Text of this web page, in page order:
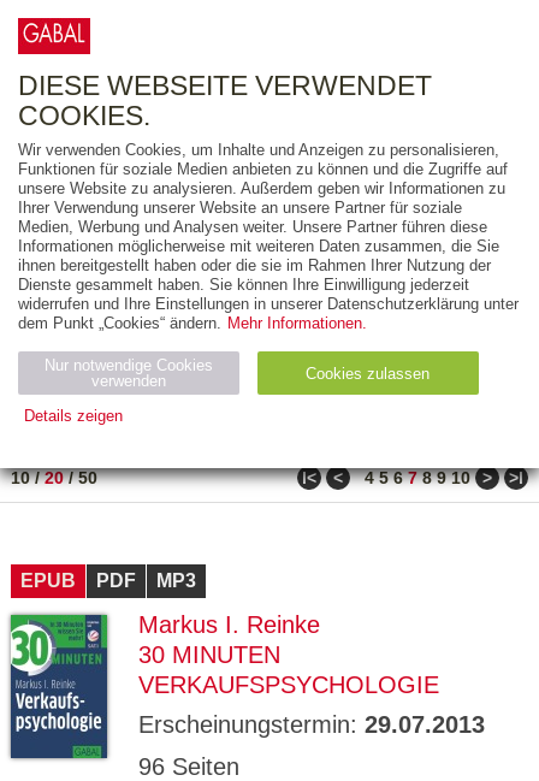
FREITEXT
AUSGABEART
AUS DER REIHE
ZUM THEMA
Neuerscheinung
Bestseller
PREIS
10/20/50 ǀ< < 4 5 6 7 8 9 10 > >ǀ
EPUB PDF MP3
Markus I. Reinke
30 MINUTEN
VERKAUFSPSYCHOLOGIE
Erscheinungstermin: 29.07.2013
96 Seiten
DIESE WEBSEITE VERWENDET
COOKIES.
Wir verwenden Cookies, um Inhalte und Anzeigen zu personalisieren,
Funktionen für soziale Medien anbieten zu können und die Zugriffe auf
unsere Website zu analysieren. Außerdem geben wir Informationen zu
Ihrer Verwendung unserer Website an unsere Partner für soziale
Medien, Werbung und Analysen weiter. Unsere Partner führen diese
Informationen möglicherweise mit weiteren Daten zusammen, die Sie
ihnen bereitgestellt haben oder die sie im Rahmen Ihrer Nutzung der
Dienste gesammelt haben. Sie können Ihre Einwilligung jederzeit
widerrufen und Ihre Einstellungen in unserer Datenschutzerklärung unter
dem Punkt „Cookies“ ändern. Mehr Informationen.
Nur notwendige Cookies
verwenden
Cookies zulassen
Details zeigen
Name Zweck
Ty
ESSION
_ID
verlag.
de
Session verwendet
GV_CO
OKIES
gabal-
Speichert den Zustimmungsstatus des
Domäne.